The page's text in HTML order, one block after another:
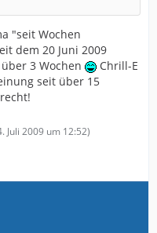
"seit Wochen
dem 20 Juni 2009
3 Wochen
Chrill-E
seit über 15
Juli 2009 um 12:52)